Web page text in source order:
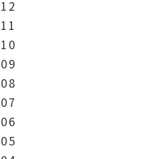
12
11
10
09
08
07
06
05